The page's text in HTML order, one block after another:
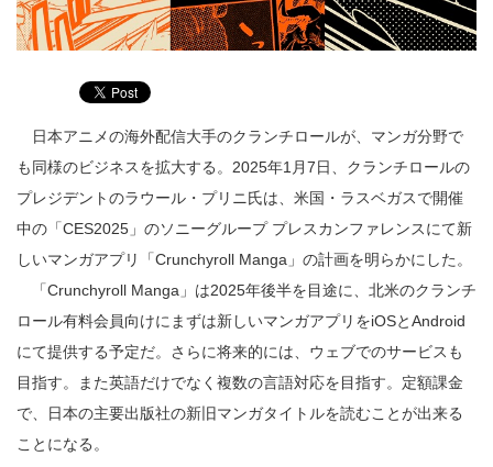
日本アニメの海外配信大手のクランチロールが、マンガ分野で
も同様のビジネスを拡大する。2025年1月7日、クランチロールの
プレジデントのラウール・プリニ氏は、米国・ラスベガスで開催
中の「CES2025」のソニーグループ プレスカンファレンスにて新
しいマンガアプリ「Crunchyroll Manga」の計画を明らかにした。
「Crunchyroll Manga」は2025年後半を目途に、北米のクランチ
ロール有料会員向けにまずは新しいマンガアプリをiOSとAndroid
にて提供する予定だ。さらに将来的には、ウェブでのサービスも
目指す。また英語だけでなく複数の言語対応を目指す。定額課金
で、日本の主要出版社の新旧マンガタイトルを読むことが出来る
ことになる。